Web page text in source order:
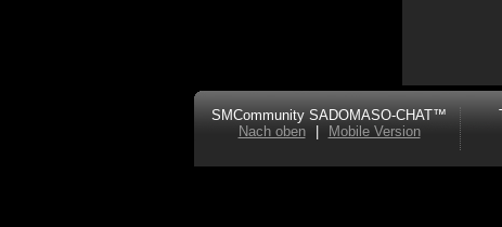
SMCommunity SADOMASO-CHAT™
Nach oben
Mobile Version